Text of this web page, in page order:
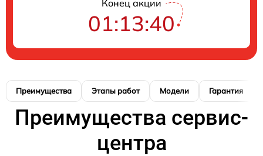
Конец акции
01:13:39
Преимущества Этапы работ Модели Гарантия
Преимущества сервис-
центра